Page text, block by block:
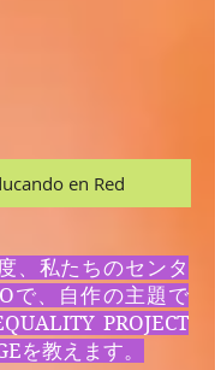
en Red
、私たちのセンタ
で、自作の主題で
PROJECT
を教えます。